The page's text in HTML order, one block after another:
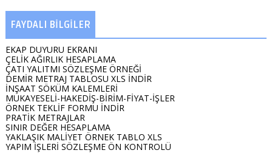
FAYDALI BİLGİLER
EKAP DUYURU EKRANI
ÇELİK AĞIRLIK HESAPLAMA
ÇATI YALITMI SÖZLEŞME ÖRNEĞİ
DEMİR METRAJ TABLOSU XLS İNDİR
İNŞAAT SÖKÜM KALEMLERİ
MUKAYESELİ-HAKEDİŞ-BİRİM-FİYAT-İŞLER
ÖRNEK TEKLİF FORMU İNDİR
PRATİK METRAJLAR
SINIR DEĞER HESAPLAMA
YAKLAŞIK MALİYET ÖRNEK TABLO XLS
YAPIM İŞLERİ SÖZLEŞME ÖN KONTROLÜ